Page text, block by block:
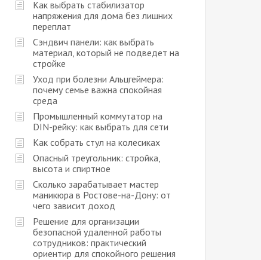
Как выбрать стабилизатор
напряжения для дома без лишних
переплат
Сэндвич панели: как выбрать
материал, который не подведет на
стройке
Уход при болезни Альцгеймера:
почему семье важна спокойная
среда
Промышленный коммутатор на
DIN-рейку: как выбрать для сети
Как собрать стул на колесиках
Опасный треугольник: стройка,
высота и спиртное
Сколько зарабатывает мастер
маникюра в Ростове-на-Дону: от
чего зависит доход
Решение для организации
безопасной удаленной работы
сотрудников: практический
ориентир для спокойного решения